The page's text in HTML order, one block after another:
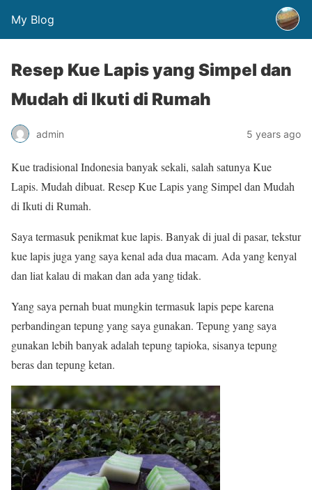
My Blog
Resep Kue Lapis yang Simpel dan
Mudah di Ikuti di Rumah
admin 5 years ago
Kue tradisional Indonesia banyak sekali, salah satunya Kue
Lapis. Mudah dibuat. Resep Kue Lapis yang Simpel dan Mudah
di Ikuti di Rumah.
Saya termasuk penikmat kue lapis. Banyak di jual di pasar, tekstur
kue lapis juga yang saya kenal ada dua macam. Ada yang kenyal
dan liat kalau di makan dan ada yang tidak.
Yang saya pernah buat mungkin termasuk lapis pepe karena
perbandingan tepung yang saya gunakan. Tepung yang saya
gunakan lebih banyak adalah tepung tapioka, sisanya tepung
beras dan tepung ketan.